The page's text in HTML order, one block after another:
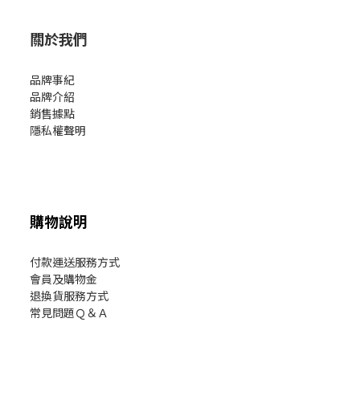
關於我們
品牌事紀
品牌介紹
銷售據點
隱私權聲明
購物說明
付款運送服務方式
會員及購物金
退換貨服務方式
常見問題Ｑ＆Ａ